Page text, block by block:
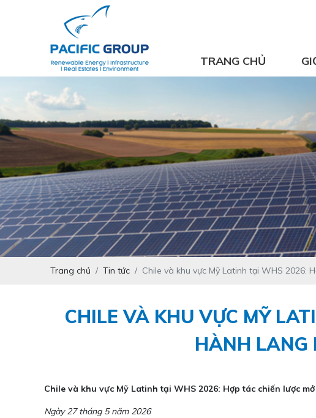
TRANG CHỦ
Trang chủ Tin tức Chile và khu vực Mỹ Latinh tại WHS 2026:
CHILE VÀ KHU VỰC MỸ
HÀNH LANG
Chile và khu vực Mỹ Latinh tại WHS 2026: Hợp tác chiến lược
Ngày 27 tháng 5 năm 2026